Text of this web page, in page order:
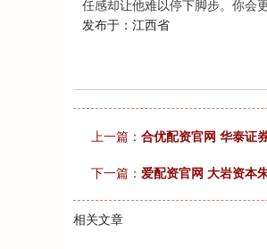
任感却让他难以停下脚步。你会
发布于：江西省
上一篇： 合优配资官网 华泰证
下一篇： 爱配资官网 大岩资本
相关文章